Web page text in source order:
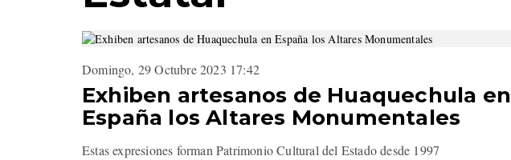
Domingo, 29 Octubre 2023 17:42
Exhiben artesanos de Huaquechula en
España los Altares Monumentales
Estas expresiones forman Patrimonio Cultural del Estado desde 1997